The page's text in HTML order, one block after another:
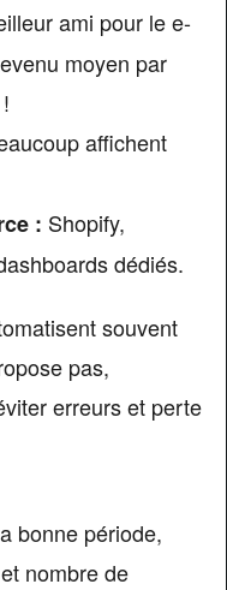
ami pour le e-
moyen par
affichent
: Shopify,
dédiés.
souvent
pas,
erreurs et perte
bonne période,
nombre de